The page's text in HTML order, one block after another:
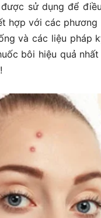
sử dụng để
hợp với các
và các liệu pháp
bôi hiệu quả